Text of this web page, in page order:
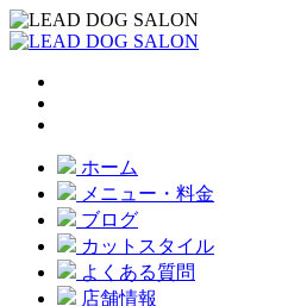
ホーム
メニュー・料金
ブログ
カットスタイル
よくある質問
店舗情報